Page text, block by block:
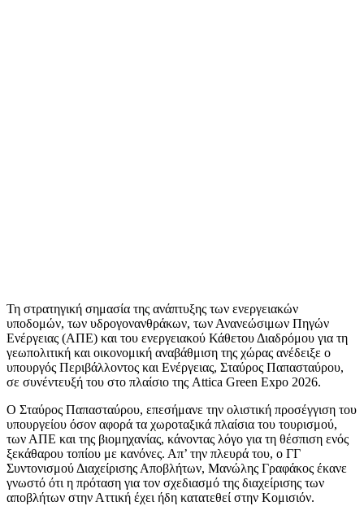
Τη στρατηγική σημασία της ανάπτυξης των ενεργειακών
υποδομών, των υδρογονανθράκων, των Ανανεώσιμων Πηγών
Ενέργειας (ΑΠΕ) και του ενεργειακού Κάθετου Διαδρόμου για τη
γεωπολιτική και οικονομική αναβάθμιση της χώρας ανέδειξε ο
υπουργός Περιβάλλοντος και Ενέργειας, Σταύρος Παπασταύρου,
σε συνέντευξή του στο πλαίσιο της Attica Green Expo 2026.
Ο Σταύρος Παπασταύρου, επεσήμανε την ολιστική προσέγγιση του
υπουργείου όσον αφορά τα χωροταξικά πλαίσια του τουρισμού,
των ΑΠΕ και της βιομηχανίας, κάνοντας λόγο για τη θέσπιση ενός
ξεκάθαρου τοπίου με κανόνες. Απ’ την πλευρά του, ο ΓΓ
Συντονισμού Διαχείρισης Αποβλήτων, Μανώλης Γραφάκος έκανε
γνωστό ότι η πρόταση για τον σχεδιασμό της διαχείρισης των
αποβλήτων στην Αττική έχει ήδη κατατεθεί στην Κομισιόν.